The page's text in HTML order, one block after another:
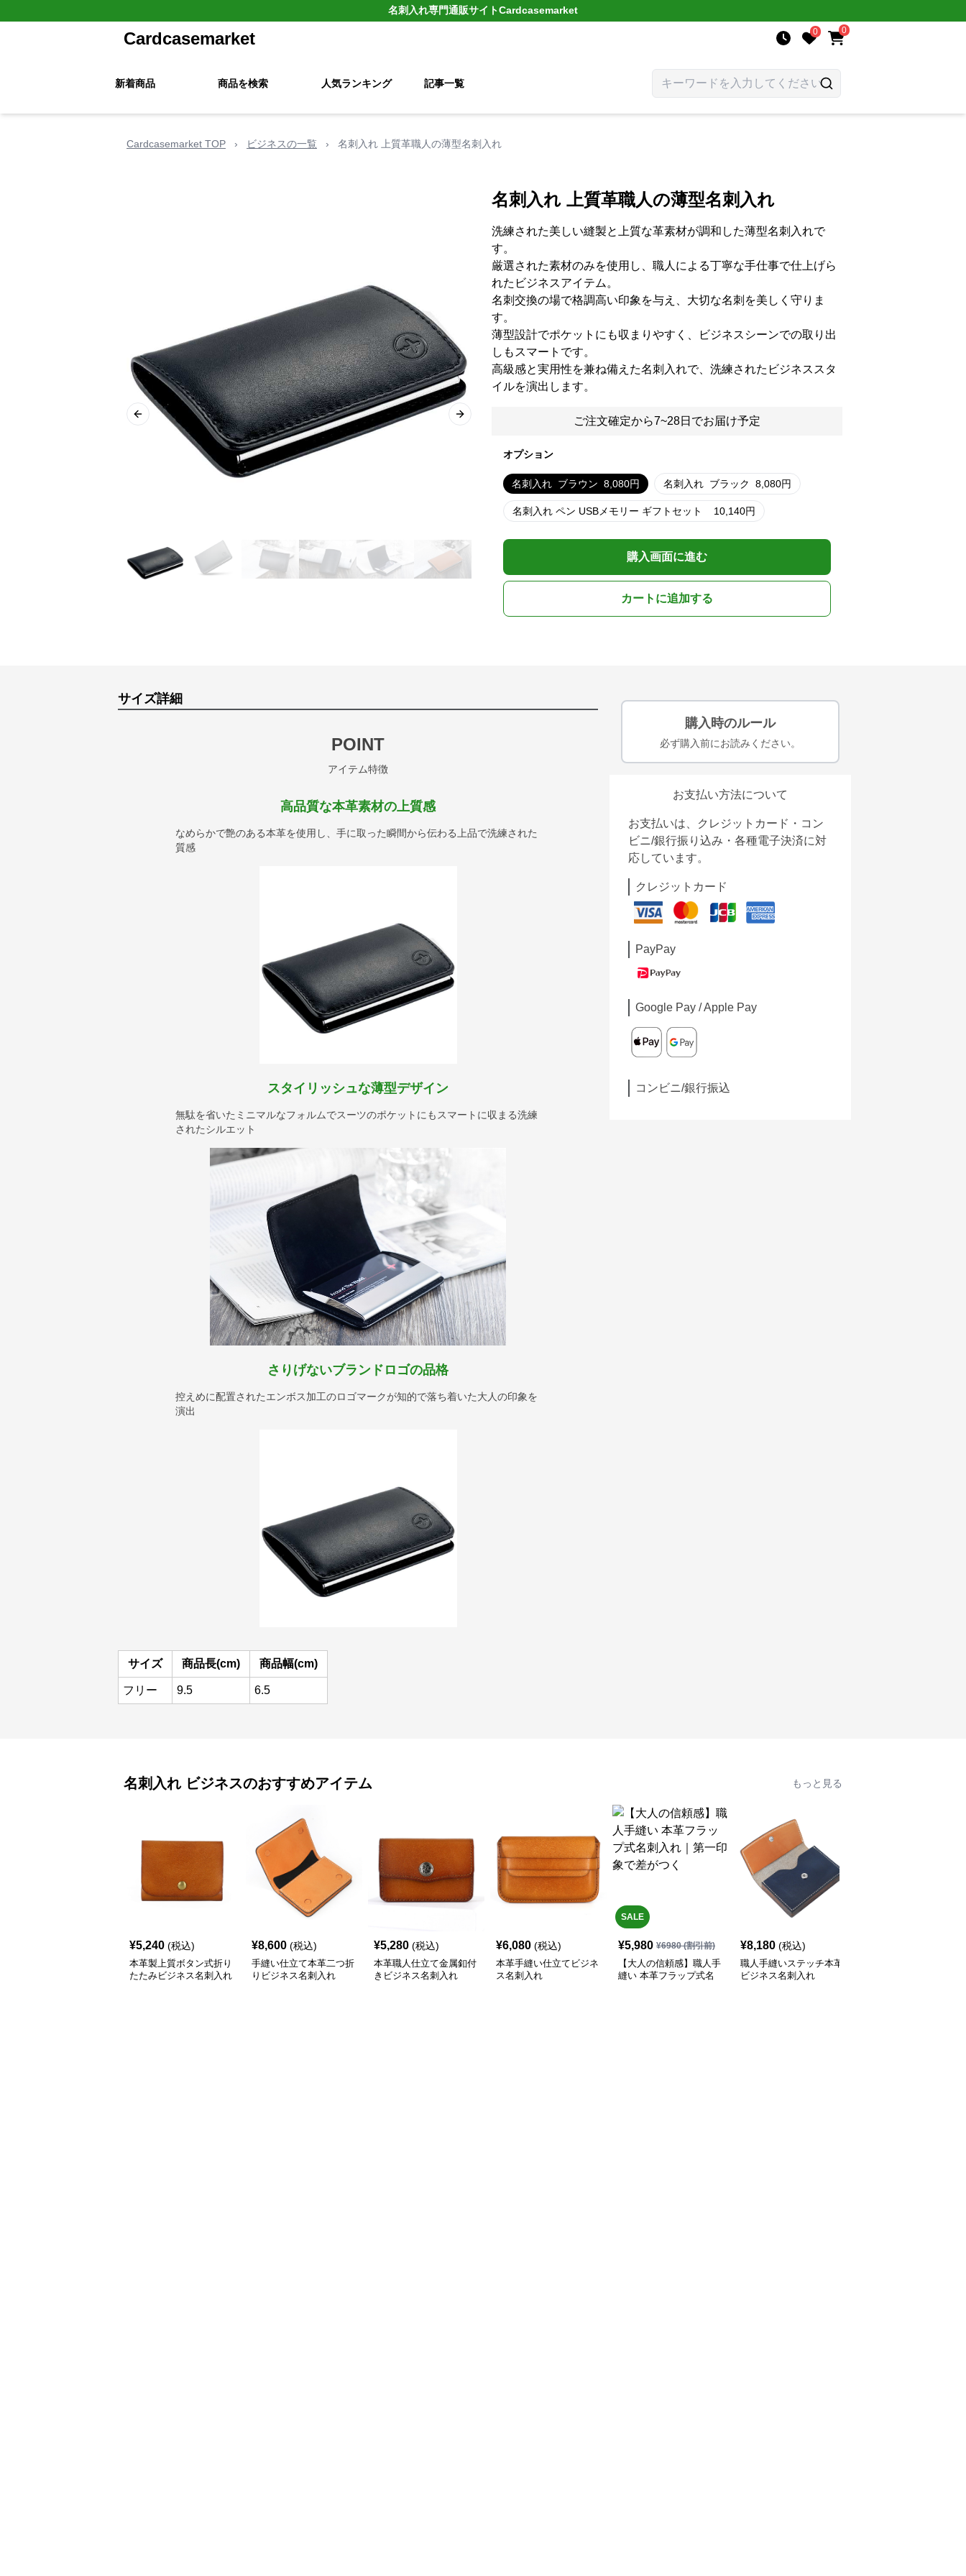
名刺入れ専門通販サイトCardcasemarket
Cardcasemarket 0 0
新着商品 商品を検索 人気ランキング 記事一覧
Cardcasemarket TOP › ビジネスの一覧 › 名刺入れ 上質革職人の薄型名刺入れ
Previous slide Next slide
名刺入れ 上質革職人の薄型名刺入れ
洗練された美しい縫製と上質な革素材が調和した薄型名刺入れで
す。
厳選された素材のみを使用し、職人による丁寧な手仕事で仕上げら
れたビジネスアイテム。
名刺交換の場で格調高い印象を与え、大切な名刺を美しく守りま
す。
薄型設計でポケットにも収まりやすく、ビジネスシーンでの取り出
しもスマートです。
高級感と実用性を兼ね備えた名刺入れで、洗練されたビジネススタ
イルを演出します。
ご注文確定から7~28日でお届け予定
オプション
名刺入れ ブラウン 8,080円 名刺入れ ブラック 8,080円
名刺入れ ペン USBメモリー ギフトセット 10,140円
購入画面に進む
カートに追加する
サイズ詳細
POINT
アイテム特徴
高品質な本革素材の上質感
なめらかで艶のある本革を使用し、手に取った瞬間から伝わる上品で洗練された
質感
スタイリッシュな薄型デザイン
無駄を省いたミニマルなフォルムでスーツのポケットにもスマートに収まる洗練
されたシルエット
さりげないブランドロゴの品格
控えめに配置されたエンボス加工のロゴマークが知的で落ち着いた大人の印象を
演出
サイズ 商品長(cm) 商品幅(cm)
フリー 9.5 6.5
購入時のルール
必ず購入前にお読みください。
お支払い方法について
お支払いは、クレジットカード・コン
ビニ/銀行振り込み・各種電子決済に対
応しています。
クレジットカード
PayPay
Google Pay / Apple Pay
コンビニ/銀行振込
名刺入れ ビジネスのおすすめアイテム もっと見る
¥5,240 (税込)
本革製上質ボタン式折り
たたみビジネス名刺入れ
¥8,600 (税込)
手縫い仕立て本革二つ折
りビジネス名刺入れ
¥5,280 (税込)
本革職人仕立て金属釦付
きビジネス名刺入れ
¥6,080 (税込)
本革手縫い仕立てビジネ
ス名刺入れ
SALE
¥5,980 ¥6980(割引前)
【大人の信頼感】職人手
縫い 本革フラップ式名
¥8,180 (税込)
職人手縫いステッチ本革
ビジネス名刺入れ